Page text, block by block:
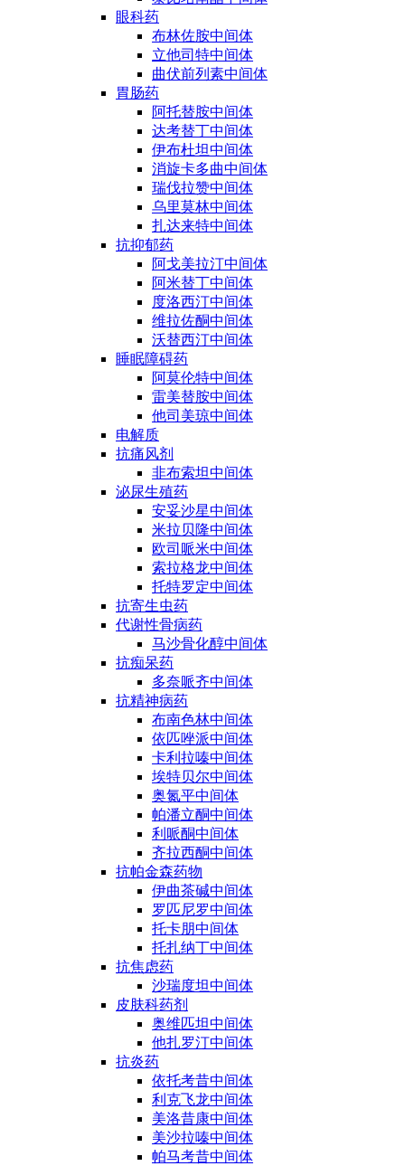
眼科药
布林佐胺中间体
立他司特中间体
曲伏前列素中间体
胃肠药
阿托替胺中间体
达考替丁中间体
伊布杜坦中间体
消旋卡多曲中间体
瑞伐拉赞中间体
乌里莫林中间体
扎达来特中间体
抗抑郁药
阿戈美拉汀中间体
阿米替丁中间体
度洛西汀中间体
维拉佐酮中间体
沃替西汀中间体
睡眠障碍药
阿莫伦特中间体
雷美替胺中间体
他司美琼中间体
电解质
抗痛风剂
非布索坦中间体
泌尿生殖药
安妥沙星中间体
米拉贝隆中间体
欧司哌米中间体
索拉格龙中间体
托特罗定中间体
抗寄生虫药
代谢性骨病药
马沙骨化醇中间体
抗痴呆药
多奈哌齐中间体
抗精神病药
布南色林中间体
依匹唑派中间体
卡利拉嗪中间体
埃特贝尔中间体
奥氮平中间体
帕潘立酮中间体
利哌酮中间体
齐拉西酮中间体
抗帕金森药物
伊曲茶碱中间体
罗匹尼罗中间体
托卡朋中间体
托扎纳丁中间体
抗焦虑药
沙瑞度坦中间体
皮肤科药剂
奥维匹坦中间体
他扎罗汀中间体
抗炎药
依托考昔中间体
利克飞龙中间体
美洛昔康中间体
美沙拉嗪中间体
帕马考昔中间体